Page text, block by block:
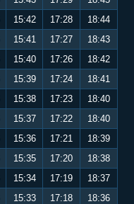
15:42 17:28
18:44
15:41 17:27
18:43
15:40 17:26
18:42
15:39 17:24
18:41
15:38 17:23
18:40
15:37 17:22
18:40
15:36 17:21
18:39
15:35 17:20
18:38
15:34 17:19
18:37
15:33 17:18
18:36